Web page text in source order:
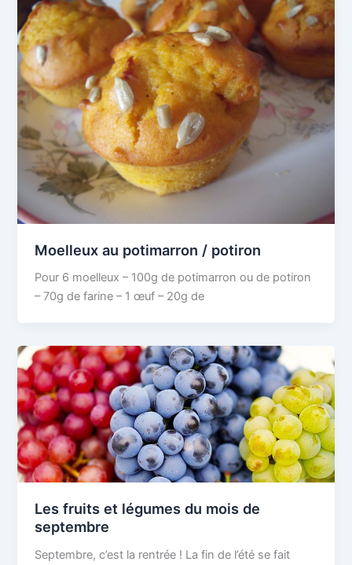
Moelleux au potimarron / potiron
Pour 6 moelleux – 100g de potimarron ou de potiron
– 70g de farine – 1 œuf – 20g de
Les fruits et légumes du mois de
septembre
Septembre, c’est la rentrée ! La fin de l’été se fait